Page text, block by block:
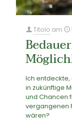
Titolo am
Ich
in zukünftige
und Chancen
vergangenen
wären?